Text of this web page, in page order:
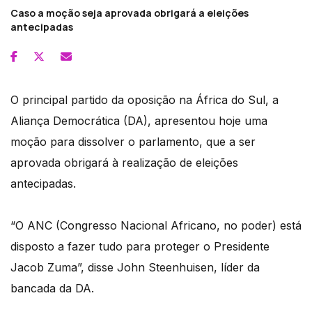
Caso a moção seja aprovada obrigará a eleições
antecipadas
O principal partido da oposição na África do Sul, a
Aliança Democrática (DA), apresentou hoje uma
moção para dissolver o parlamento, que a ser
aprovada obrigará à realização de eleições
antecipadas.
“O ANC (Congresso Nacional Africano, no poder) está
disposto a fazer tudo para proteger o Presidente
Jacob Zuma”, disse John Steenhuisen, líder da
bancada da DA.